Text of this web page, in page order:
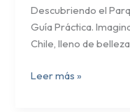
Descubriendo el
Guía Práctica.
Chile, lleno de
Leer más »